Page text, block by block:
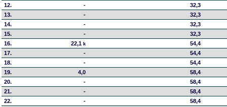
12.
-
32,3
13.
-
32,3
14.
-
32,3
15.
-
32,3
16.
22,1k
54,4
17.
-
54,4
18.
-
54,4
19.
4,0
58,4
20.
-
58,4
21.
-
58,4
22.
-
58,4